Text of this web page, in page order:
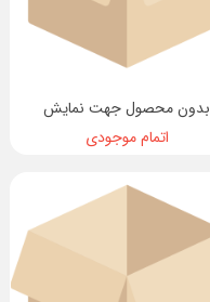
بدون محصول جهت نمایش
اتمام موجودی